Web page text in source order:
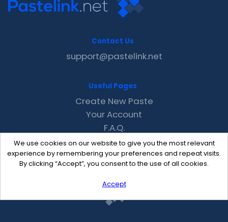
We use cookies on our website to give you the most relevant
experience by remembering your preferences and repeat visits.
By clicking “Accept”, you consent to the use of all cookies.
Accept
Contact Us
support@pastelink.net
Useful Pages
Create New Paste
Your Account
F.A.Q.
Recent
Contact